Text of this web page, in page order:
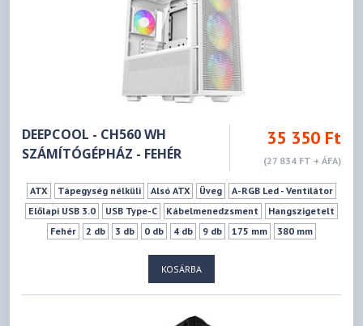
DEEPCOOL - CH560 WH
SZÁMÍTÓGÉPHÁZ - FEHÉR
35 350 Ft
(27 834 FT + ÁFA)
ATX Tápegység nélküli Alsó ATX Üveg
A-RGB Led - Ventilátor
Előlapi USB 3.0
USB Type-C Kábelmenedzsment
Hangszigetelt
Fehér
2 db 3 db 0 db 4 db 9 db 175 mm 380 mm
KOSÁRBA